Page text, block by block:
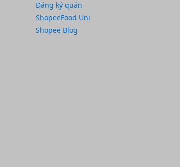
Đăng ký quán
ShopeeFood Uni
Shopee Blog